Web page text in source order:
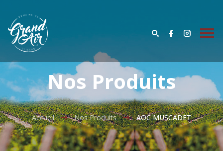
Nos Produits
Accueil Nos Produits AOC MUSCADET